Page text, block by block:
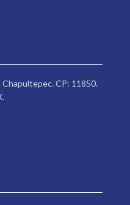
Chapultepec. CP: 11850.